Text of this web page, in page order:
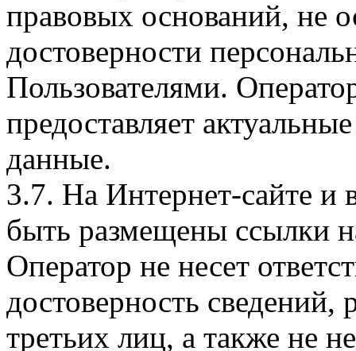
правовых оснований, не
достоверности
Пользователями.
предоставляет
данные.
3.7. На Интернет-сайте
быть размещены ссылки
Оператор не несет
достоверность
третьих лиц, а также не